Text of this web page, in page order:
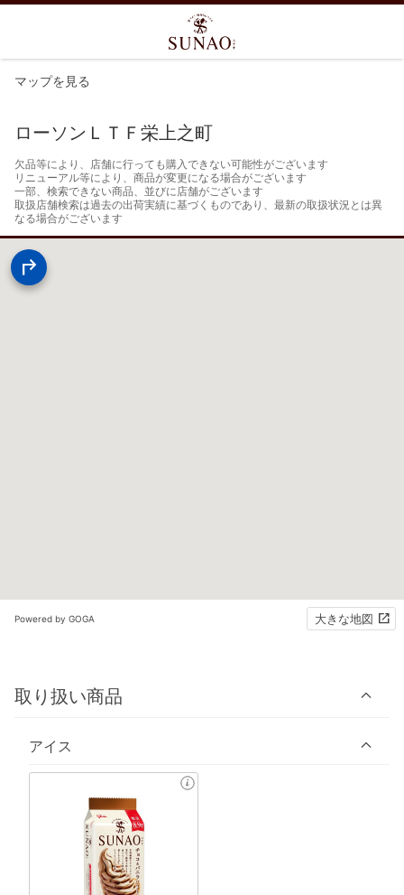
マップを見る
ローソンＬＴＦ栄上之町
欠品等により、店舗に行っても購入できない可能性がございます
リニューアル等により、商品が変更になる場合がございます
一部、検索できない商品、並びに店舗がございます
取扱店舗検索は過去の出荷実績に基づくものであり、最新の取扱状況とは異
なる場合がございます
Powered by GOGA 大きな地図
取り扱い商品
アイス